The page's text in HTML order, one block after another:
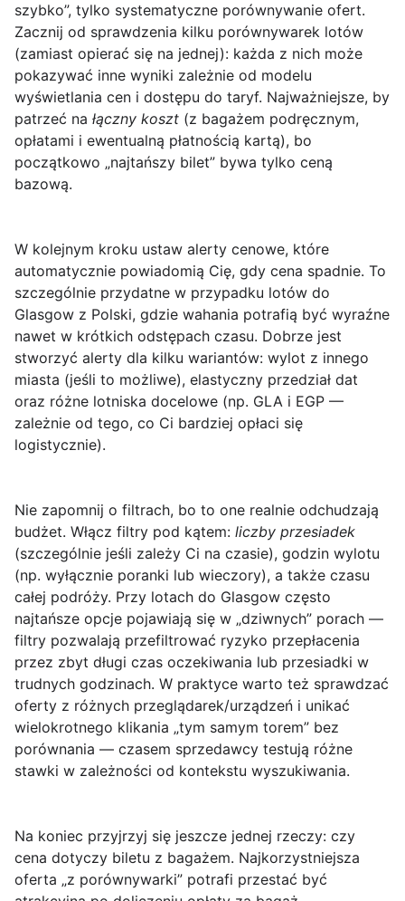
szybko”, tylko systematyczne porównywanie ofert.
Zacznij od sprawdzenia kilku porównywarek lotów
(zamiast opierać się na jednej): każda z nich może
pokazywać inne wyniki zależnie od modelu
wyświetlania cen i dostępu do taryf. Najważniejsze, by
patrzeć na łączny koszt (z bagażem podręcznym,
opłatami i ewentualną płatnością kartą), bo
początkowo „najtańszy bilet” bywa tylko ceną
bazową.
W kolejnym kroku ustaw alerty cenowe, które
automatycznie powiadomią Cię, gdy cena spadnie. To
szczególnie przydatne w przypadku lotów do
Glasgow z Polski, gdzie wahania potrafią być wyraźne
nawet w krótkich odstępach czasu. Dobrze jest
stworzyć alerty dla kilku wariantów: wylot z innego
miasta (jeśli to możliwe), elastyczny przedział dat
oraz różne lotniska docelowe (np. GLA i EGP —
zależnie od tego, co Ci bardziej opłaci się
logistycznie).
Nie zapomnij o filtrach, bo to one realnie odchudzają
budżet. Włącz filtry pod kątem: liczby przesiadek
(szczególnie jeśli zależy Ci na czasie), godzin wylotu
(np. wyłącznie poranki lub wieczory), a także czasu
całej podróży. Przy lotach do Glasgow często
najtańsze opcje pojawiają się w „dziwnych” porach —
filtry pozwalają przefiltrować ryzyko przepłacenia
przez zbyt długi czas oczekiwania lub przesiadki w
trudnych godzinach. W praktyce warto też sprawdzać
oferty z różnych przeglądarek/urządzeń i unikać
wielokrotnego klikania „tym samym torem” bez
porównania — czasem sprzedawcy testują różne
stawki w zależności od kontekstu wyszukiwania.
Na koniec przyjrzyj się jeszcze jednej rzeczy: czy
cena dotyczy biletu z bagażem. Najkorzystniejsza
oferta „z porównywarki” potrafi przestać być